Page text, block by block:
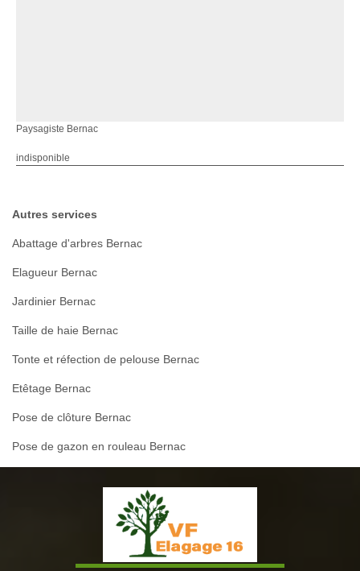
Paysagiste Bernac
indisponible
Autres services
Abattage d'arbres Bernac
Elagueur Bernac
Jardinier Bernac
Taille de haie Bernac
Tonte et réfection de pelouse Bernac
Etêtage Bernac
Pose de clôture Bernac
Pose de gazon en rouleau Bernac